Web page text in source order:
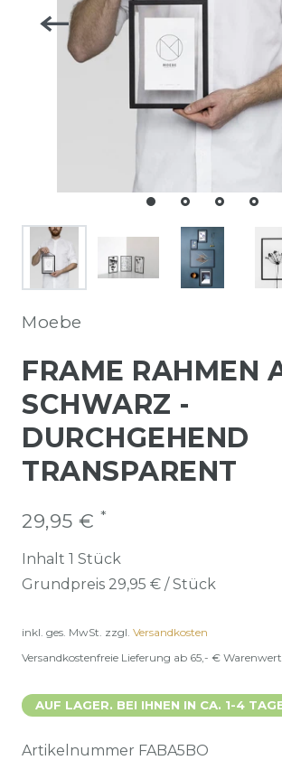
Moebe
FRAME RAHMEN
SCHWARZ -
DURCHGEHEND
TRANSPARENT
29,95 € *
Inhalt 1 Stück
Grundpreis 29,95 € / Stück
inkl. ges. MwSt. zzgl. Versandkosten
Versandkostenfreie Lieferung ab 65,- € Warenwert
AUF LAGER. BEI IHNEN IN CA. 1-4
Artikelnummer FABA5BO